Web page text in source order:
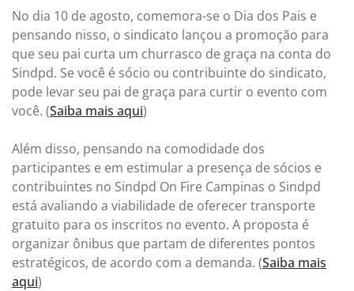
No dia 10 de agosto, comemora-se o Dia dos Pais e
pensando nisso, o sindicato lançou a promoção para
que seu pai curta um churrasco de graça na conta do
Sindpd. Se você é sócio ou contribuinte do sindicato,
pode levar seu pai de graça para curtir o evento com
você. (Saiba mais aqui)
Além disso, pensando na comodidade dos
participantes e em estimular a presença de sócios e
contribuintes no Sindpd On Fire Campinas o Sindpd
está avaliando a viabilidade de oferecer transporte
gratuito para os inscritos no evento. A proposta é
organizar ônibus que partam de diferentes pontos
estratégicos, de acordo com a demanda. (Saiba mais
aqui)